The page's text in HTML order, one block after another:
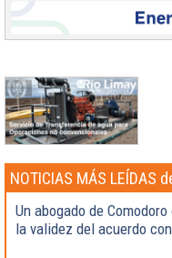
NOTICIAS MÁS LEÍDAS
Destacadas
Un abogado de
la validez del acuerdo